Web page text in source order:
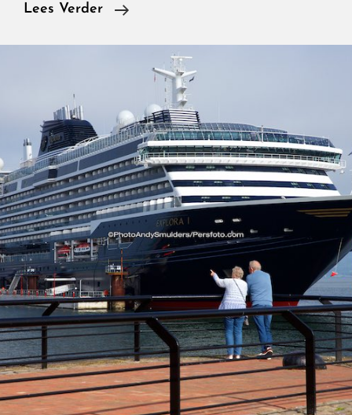
Lees Verder
Ferry
Weekblad
Prive